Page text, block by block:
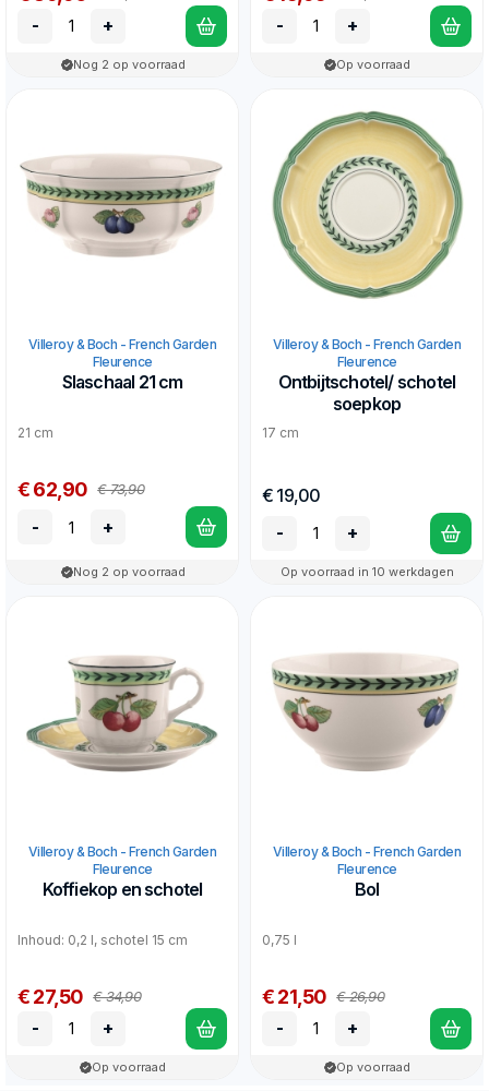
- +
Nog 2 op voorraad
- +
Op voorraad
Villeroy & Boch - French Garden
Fleurence
Slaschaal 21 cm
21 cm
€ 62,90 € 73,90
- +
Nog 2 op voorraad
Villeroy & Boch - French Garden
Fleurence
Ontbijtschotel/ schotel
soepkop
17 cm
€ 19,00
-
+
Op voorraad in 10 werkdagen
Villeroy & Boch - French Garden
Fleurence
Koffiekop en schotel
Inhoud: 0,2 l, schotel 15 cm
€ 27,50 € 34,90
- +
Op voorraad
Villeroy & Boch - French Garden
Fleurence
Bol
0,75 l
€ 21,50 € 26,90
- +
Op voorraad